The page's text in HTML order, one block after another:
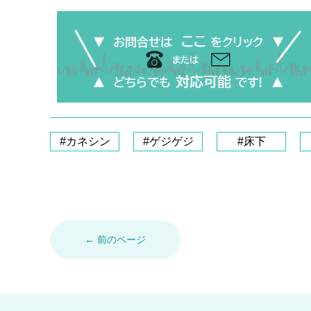
#カネシン #ゲジゲジ #床下
← 前のページ